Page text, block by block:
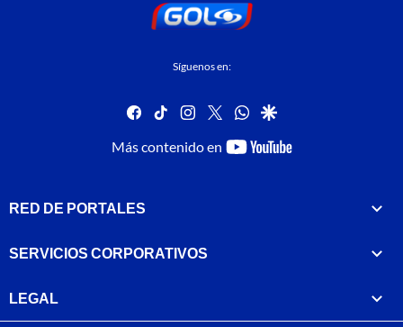
Síguenos en:
facebook
tiktok instagram
twitterwhatsapp
google
Más contenido en
youtube-
RED DE PORTALES
SERVICIOS CORPORATIVOS
LEGAL